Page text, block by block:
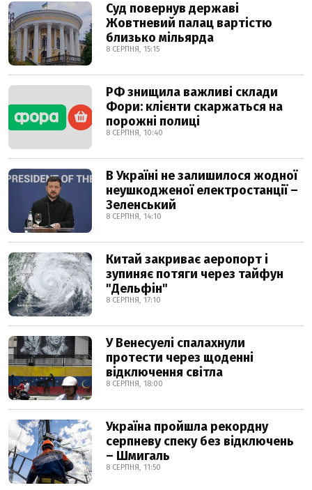
Суд повернув державі
Жовтневий палац вартістю
близько мільярда
8 СЕРПНЯ, 15:15
РФ знищила важливі склади
Фори: клієнти скаржаться на
порожні полиці
8 СЕРПНЯ, 10:40
В Україні не залишилося жодної
неушкодженої електростанції –
Зеленський
8 СЕРПНЯ, 14:10
Китай закриває аеропорт і
зупиняє потяги через тайфун
"Дельфін"
8 СЕРПНЯ, 17:10
У Венесуелі спалахнули
протести через щоденні
відключення світла
8 СЕРПНЯ, 18:00
Україна пройшла рекордну
серпневу спеку без відключень
– Шмигаль
8 СЕРПНЯ, 11:50